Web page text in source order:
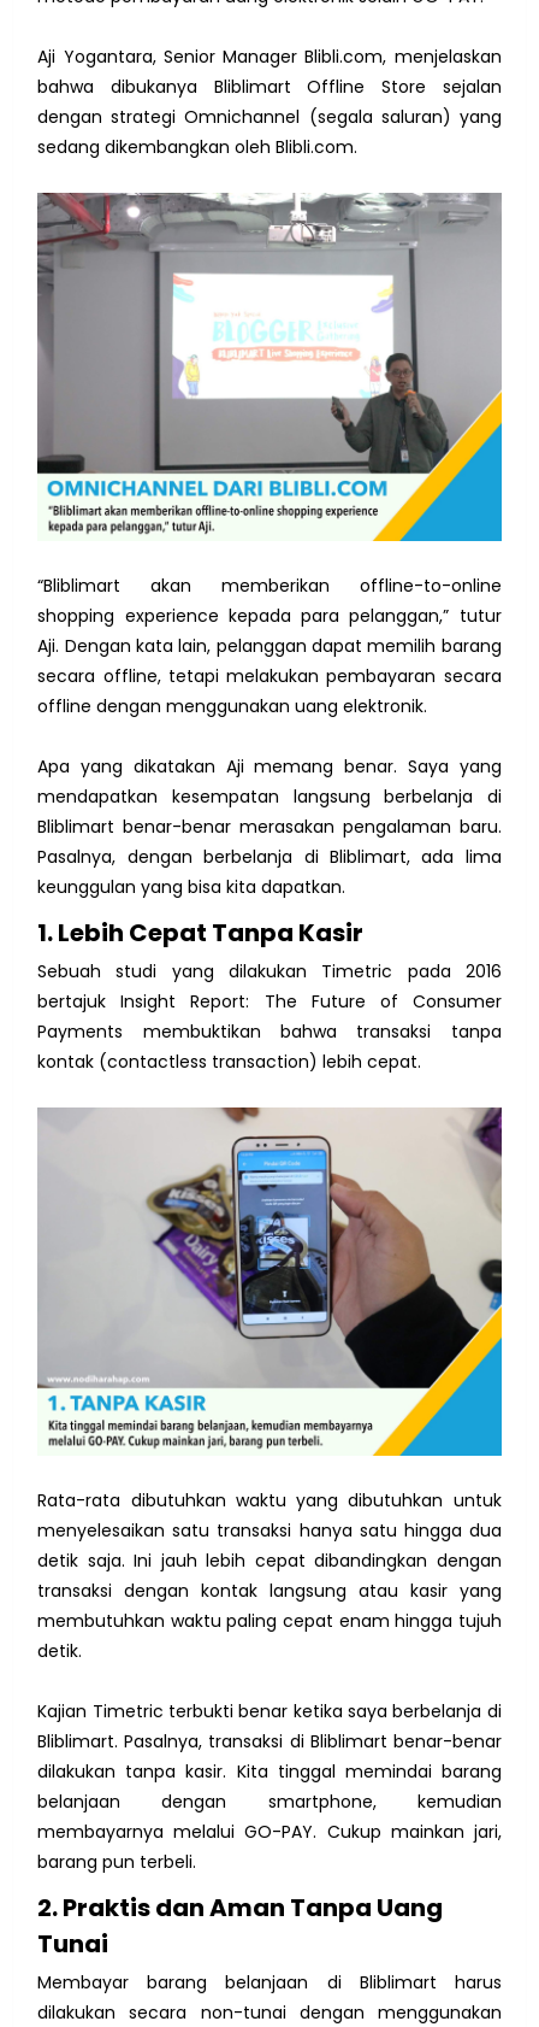
Aji Yogantara, Senior Manager Blibli.com, menjelaskan
bahwa dibukanya Bliblimart Offline Store sejalan
dengan strategi Omnichannel (segala saluran) yang
sedang dikembangkan oleh Blibli.com.
“Bliblimart akan memberikan offline-to-online
shopping experience kepada para pelanggan,” tutur
Aji. Dengan kata lain, pelanggan dapat memilih barang
secara offline, tetapi melakukan pembayaran secara
offline dengan menggunakan uang elektronik.
Apa yang dikatakan Aji memang benar. Saya yang
mendapatkan kesempatan langsung berbelanja di
Bliblimart benar-benar merasakan pengalaman baru.
Pasalnya, dengan berbelanja di Bliblimart, ada lima
keunggulan yang bisa kita dapatkan.
1. Lebih Cepat Tanpa Kasir
Sebuah studi yang dilakukan Timetric pada 2016
bertajuk Insight Report: The Future of Consumer
Payments membuktikan bahwa transaksi tanpa
kontak (contactless transaction) lebih cepat.
Rata-rata dibutuhkan waktu yang dibutuhkan untuk
menyelesaikan satu transaksi hanya satu hingga dua
detik saja. Ini jauh lebih cepat dibandingkan dengan
transaksi dengan kontak langsung atau kasir yang
membutuhkan waktu paling cepat enam hingga tujuh
detik.
Kajian Timetric terbukti benar ketika saya berbelanja di
Bliblimart. Pasalnya, transaksi di Bliblimart benar-benar
dilakukan tanpa kasir. Kita tinggal memindai barang
belanjaan dengan smartphone, kemudian
membayarnya melalui GO-PAY. Cukup mainkan jari,
barang pun terbeli.
2. Praktis dan Aman Tanpa Uang
Tunai
Membayar barang belanjaan di Bliblimart harus
dilakukan secara non-tunai dengan menggunakan